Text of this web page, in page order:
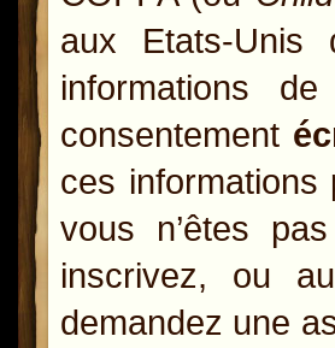
aux Etats-
informations
consentement
ces informations
vous n’êtes
inscrivez, ou
demandez une